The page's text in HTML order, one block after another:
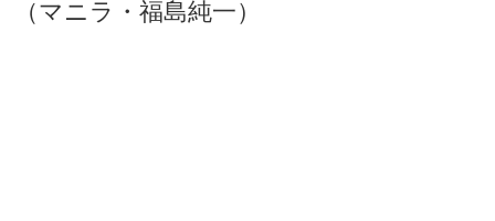
（マニラ・福島純一）